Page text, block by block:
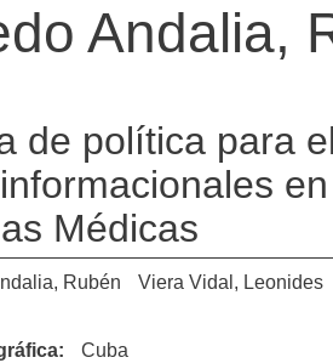
Andalia,
de política para
Médicas
Rubén
Viera Vidal, Leonides
Cuba